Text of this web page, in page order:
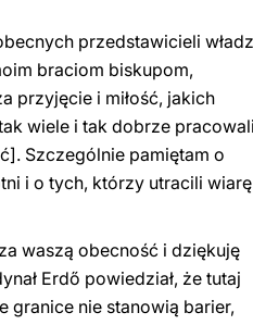
przedstawicieli
braciom biskupom,
przyjęcie i miłość, jakich
wiele i tak dobrze pracowali
Szczególnie pamiętam o
i o tych, którzy utracili wiarę
waszą obecność i dziękuję
Erdő powiedział, że tutaj
granice nie stanowią barier,